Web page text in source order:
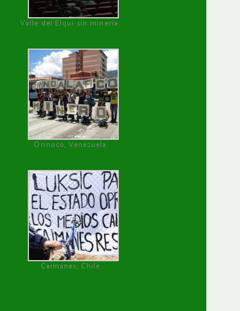
Valle del Elqui sin minería.
Orinoco, Venezuela
Caimanes, Chile